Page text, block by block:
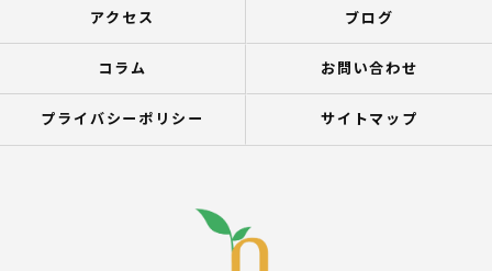
アクセス ブログ
コラム お問い合わせ
プライバシーポリシー サイトマップ